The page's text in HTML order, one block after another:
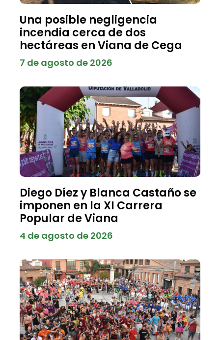
Una posible negligencia
incendia cerca de dos
hectáreas en Viana de Cega
7 de agosto de 2026
Diego Díez y Blanca Castaño se
imponen en la XI Carrera
Popular de Viana
4 de agosto de 2026